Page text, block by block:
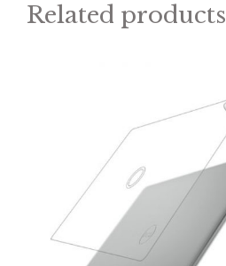
Related products